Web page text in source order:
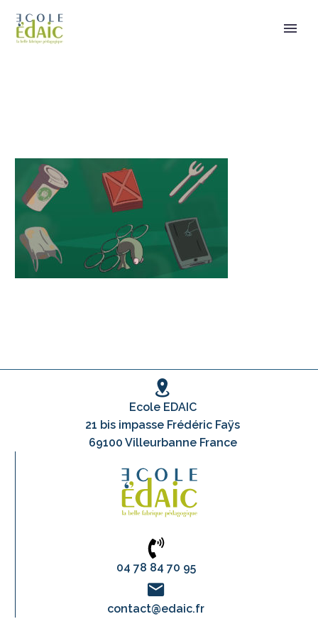
Ecole EDAIC
21 bis impasse Frédéric Faÿs
69100 Villeurbanne France
04 78 84 70 95
contact@edaic.fr